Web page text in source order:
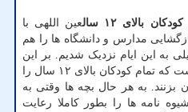
بالای ۱۲ سال
عین اللهی با
مدارس و دانشگاه ها را هم
به این ایام نزدیک شدیم. بر این
اساس خواهشم از والدین این است که تمام کودکان بالای ۱۲ سال را
بزنند. به هر حال بچه ها وقتی به
نامه ها را بطور کاملا رعایت